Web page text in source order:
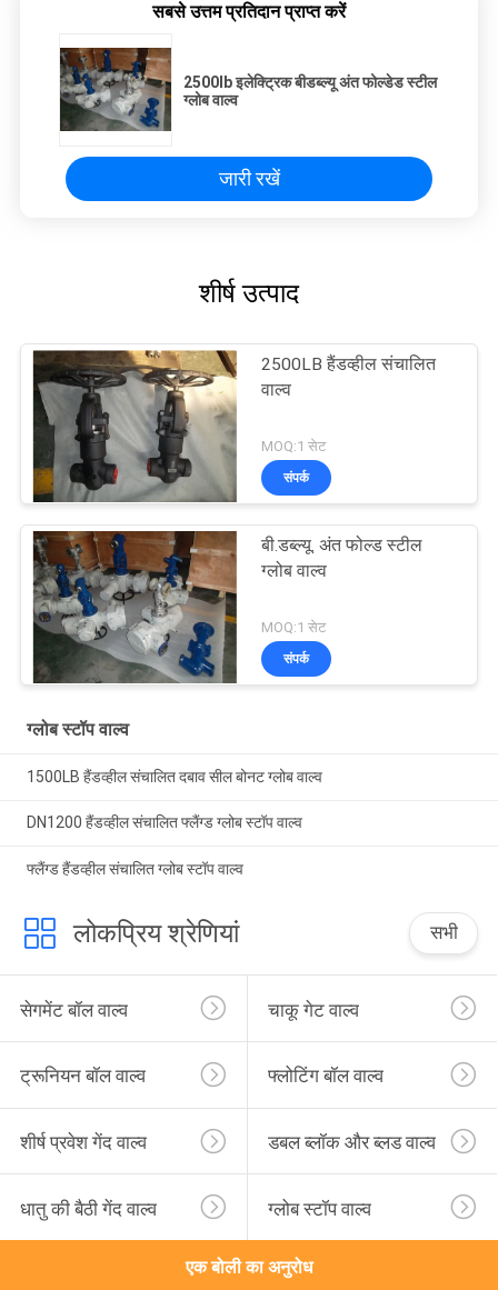
सबसे उत्तम प्रतिदान प्राप्त करें
2500lb इलेक्ट्रिक बीडब्ल्यू अंत फोल्डेड स्टील
ग्लोब वाल्व
जारी रखें
शीर्ष उत्पाद
2500LB हैंडव्हील संचालित
वाल्व
MOQ:1 सेट
संपर्क
बी.डब्ल्यू. अंत फोल्ड स्टील
ग्लोब वाल्व
MOQ:1 सेट
संपर्क
ग्लोब स्टॉप वाल्व
1500LB हैंडव्हील संचालित दबाव सील बोनट ग्लोब वाल्व
DN1200 हैंडव्हील संचालित फ्लैंग्ड ग्लोब स्टॉप वाल्व
फ्लैंग्ड हैंडव्हील संचालित ग्लोब स्टॉप वाल्व
लोकप्रिय श्रेणियां सभी
सेगमेंट बॉल वाल्व चाकू गेट वाल्व
ट्रूनियन बॉल वाल्व फ्लोटिंग बॉल वाल्व
शीर्ष प्रवेश गेंद वाल्व डबल ब्लॉक और ब्लड वाल्व
धातु की बैठी गेंद वाल्व ग्लोब स्टॉप वाल्व
एक बोली का अनुरोध